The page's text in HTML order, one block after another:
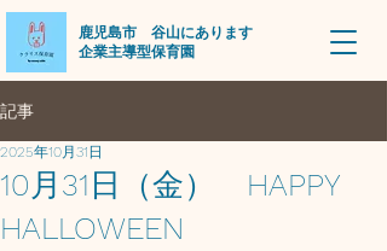
​鹿児島市 谷山にあります
企業主導型保育園
記事
10月31日（金） HAPPY
HALLOWEEN
2025年10月31日